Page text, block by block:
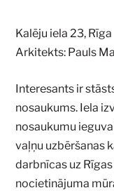
Kalēju iela 23, Rīga
Arkitekts: Pauls
Interesants ir
nosaukums. Iela
nosaukumu
vaļņu uzbēršanas
darbnīcas uz
nocietinājuma